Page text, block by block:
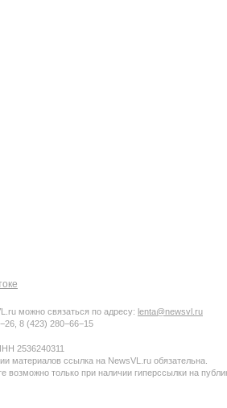
можно связаться по адресу: lenta@newsvl.ru
8 (423) 280−66−15
2536240311
материалов ссылка на NewsVL.ru обязательна.
возможно только при наличии гиперссылки на